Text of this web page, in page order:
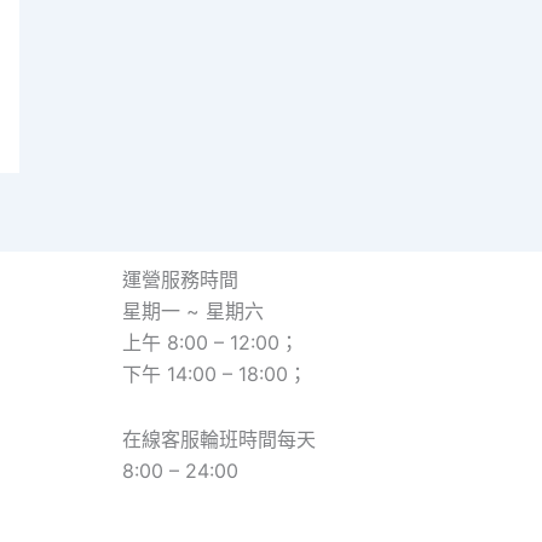
運營服務時間
星期一 ~ 星期六
上午 8:00 – 12:00；
下午 14:00 – 18:00；
在線客服輪班時間每天
8:00 – 24:00